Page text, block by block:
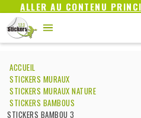
ALLER AU CONTENU
ACCUEIL
STICKERS MURAUX
STICKERS MURAUX NATURE
STICKERS BAMBOUS
STICKERS BAMBOU 3